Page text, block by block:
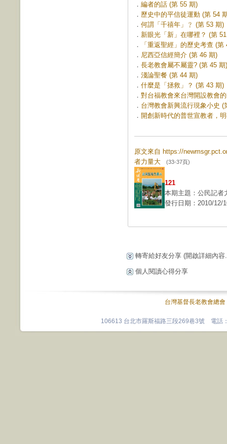
． 編者的話 (第 55 期)
． 歷史中的平信徒運動 (第 54
． 何謂「千禧年」﹖ (第 53 期)
． 新眼光「新」在哪裡？ (第
．
「重返聖經」的歷史考查 (第
． 尼西亞信經簡介 (第 46 期)
． 長老教會屬不屬靈? (第 45 期)
． 淺論聖餐 (第 44 期)
． 什麼是「拯救」？ (第 43 期)
． 對台福教會來台灣開設教會
． 台灣教會新興流行現象小史 (
． 開創新時代的普世宣教者，
原文來自 https://
者力量大 (33-37頁)
121
本期主題：公民記者
發行日期：2010/12/
轉寄給好友分享 (開啟詳細內容
個人閱讀心得分享
台灣基督長老教會總會
106613 台北市羅斯福路三段269巷3號 電